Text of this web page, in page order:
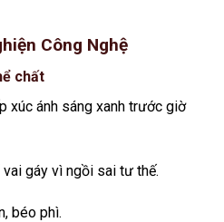
Công Nghệ
chất
xúc ánh sáng xanh trước giờ
gáy vì ngồi sai tư thế.
béo phì.